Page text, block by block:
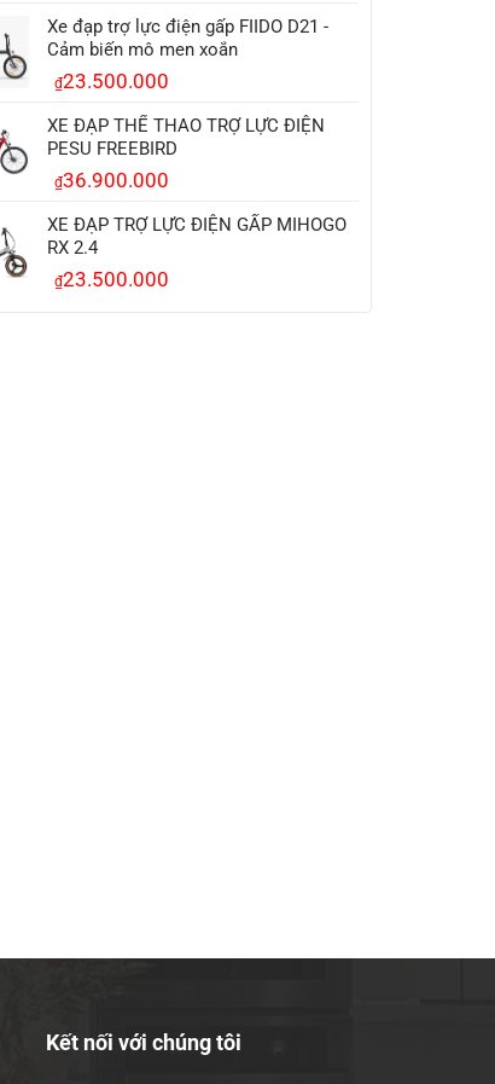
Xe đạp trợ lực điện gấp FIIDO D21 -
Cảm biến mô men xoắn
₫23.500.000
XE ĐẠP THỂ THAO TRỢ LỰC ĐIỆN
PESU FREEBIRD
₫36.900.000
XE ĐẠP TRỢ LỰC ĐIỆN GẤP MIHOGO
RX 2.4
₫23.500.000
Kết nối với chúng tôi